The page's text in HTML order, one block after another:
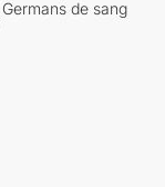
Germans de sang